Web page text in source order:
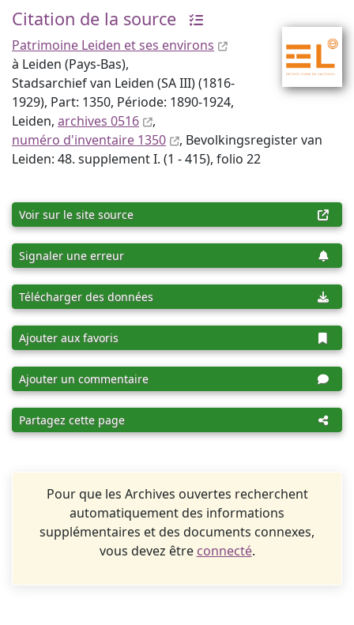
Citation de la source
Patrimoine Leiden et ses environs
à Leiden (Pays-Bas),
Stadsarchief van Leiden (SA III) (1816-
1929), Part: 1350, Période: 1890-1924,
Leiden, archives 0516
,
numéro d'inventaire 1350
, Bevolkingsregister van
Leiden: 48. supplement I. (1 - 415), folio 22
Voir sur le site source
Signaler une erreur
Télécharger des données
Ajouter aux favoris
Ajouter un commentaire
Partagez cette page
Pour que les Archives ouvertes recherchent
automatiquement des informations
supplémentaires et des documents connexes,
vous devez être connecté.